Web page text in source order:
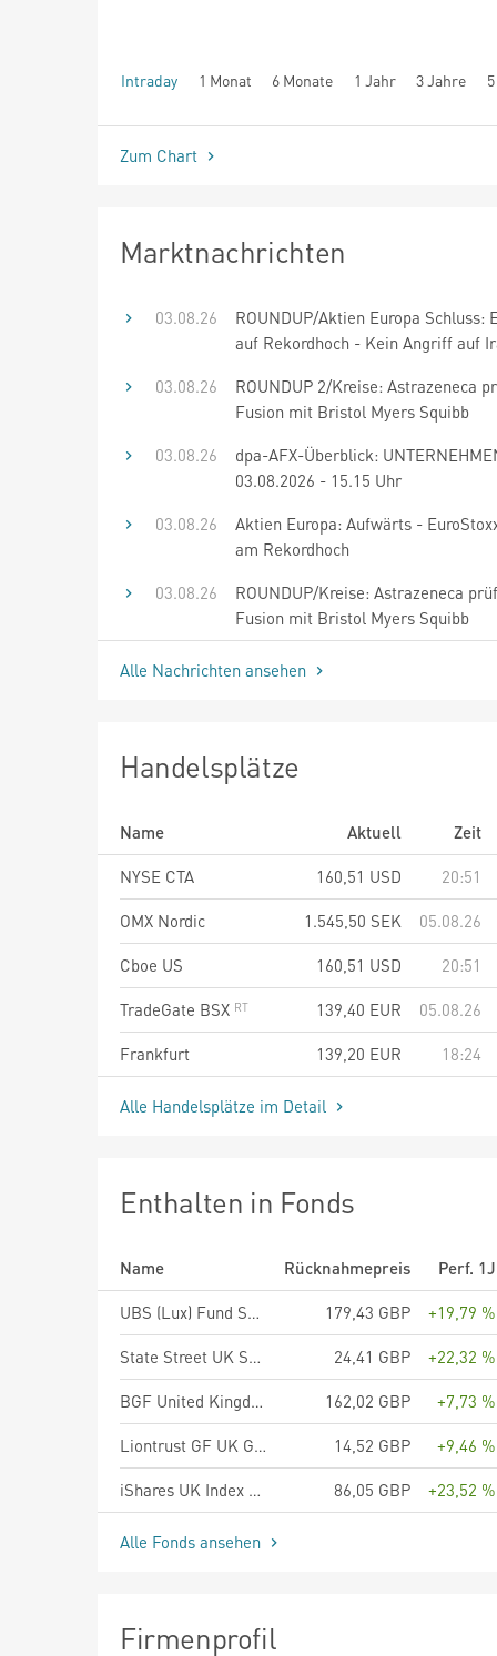
Intraday 1 Monat 6 Monate 1 Jahr 3 Jahre
seit Beginn
Zum Chart
Marktnachrichten
03.08.26
ROUNDUP/Aktien Europa Schluss:
auf Rekordhoch - Kein Angriff auf
03.08.26
ROUNDUP 2/Kreise: Astrazeneca
Fusion mit Bristol Myers Squibb
03.08.26
dpa-AFX-Überblick:
03.08.2026 - 15.15 Uhr
03.08.26
Aktien Europa: Aufwärts -
am Rekordhoch
03.08.26
ROUNDUP/Kreise: Astrazeneca
Fusion mit Bristol Myers Squibb
Alle Nachrichten ansehen
Handelsplätze
Name Aktuell
Zeit
NYSE CTA
160,51 USD
20:51
OMX Nordic
1.545,50 SEK
05.08.26
Cboe US
160,51 USD
20:51
TradeGate BSX
139,40 EUR
05.08.26
Frankfurt
139,20 EUR 18:24
Alle Handelsplätze im Detail
Enthalten in Fonds
Name Rücknahmepreis
Perf. 1J
UBS (Lux) Fund Solutions II - UBS MSCI UK Selection Index Fund GBP A acc
179,43 GBP
+19,79 %
State Street UK Screened Index Equity Fund P
24,41 GBP
+22,32 %
BGF United Kingdom Fund A2 GBP
162,02 GBP
+7,73 %
Liontrust GF UK Growth Fund C1 GBP Accumulating
14,52 GBP
+9,46 %
iShares UK Index Fund (IE) Flex Accu GBP
86,05 GBP +23,52 %
Alle Fonds ansehen
Firmenprofil